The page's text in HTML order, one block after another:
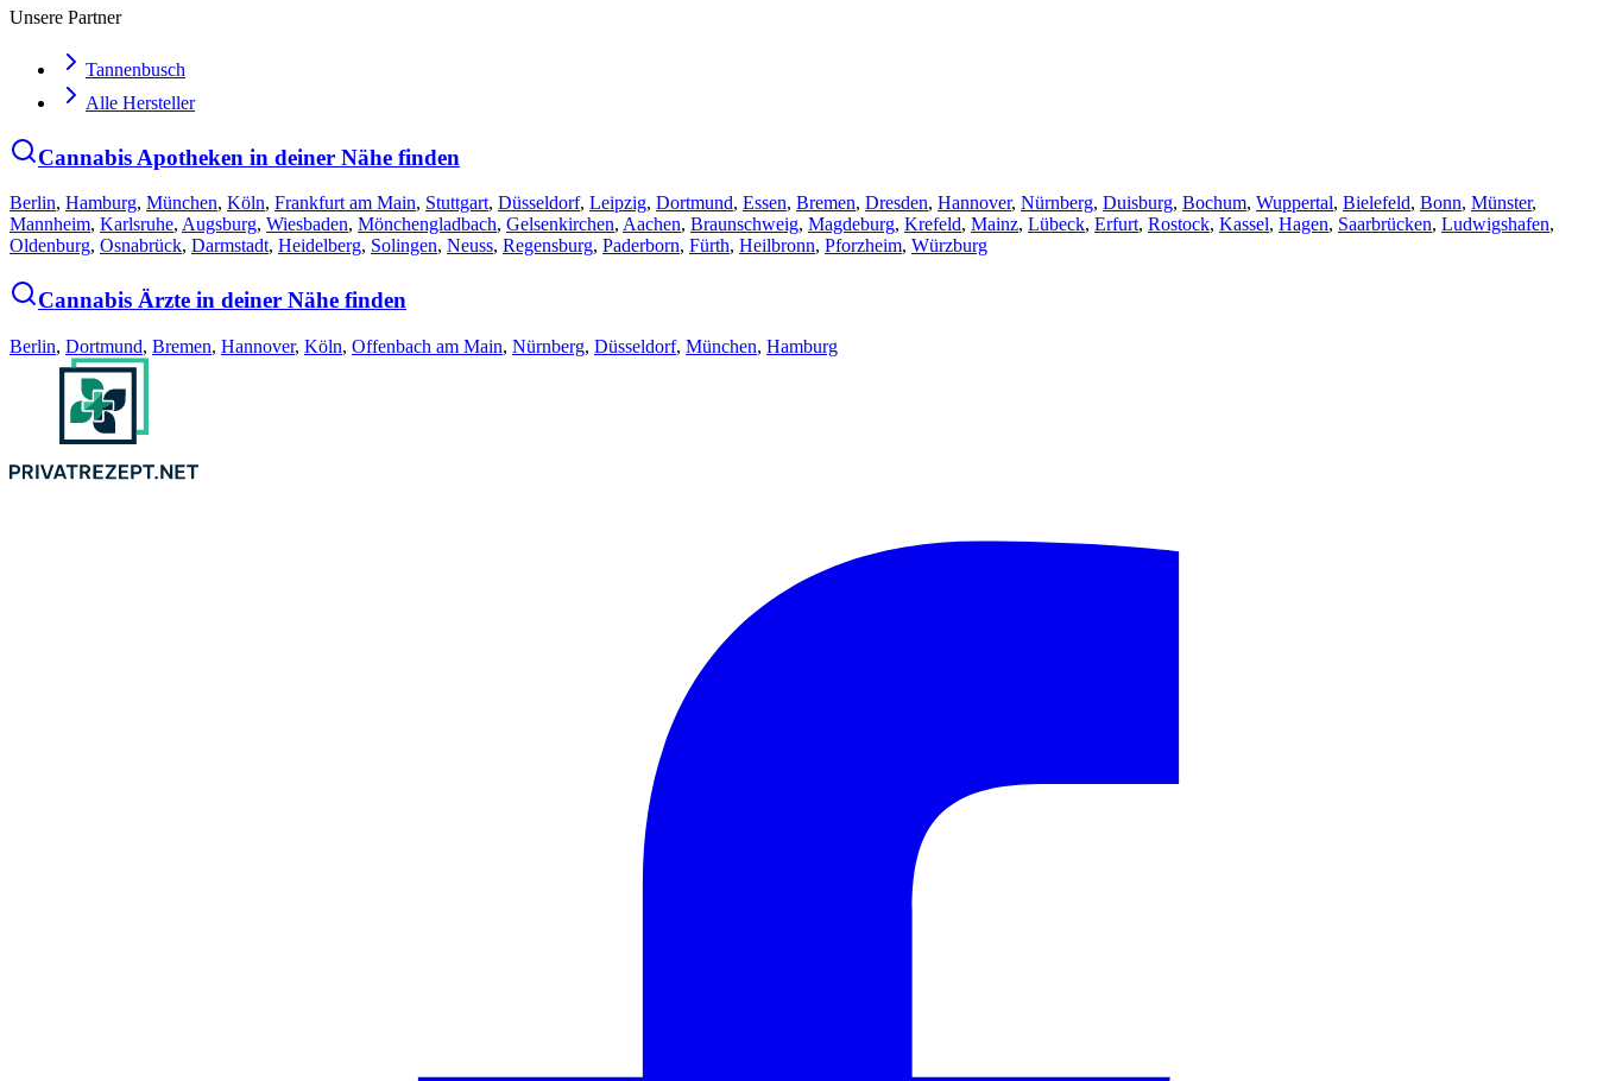
Unsere Partner
Tannenbusch
Alle Hersteller
Cannabis Apotheken in deiner Nähe finden
Berlin, Hamburg, München, Köln, Frankfurt am Main, Stuttgart, Düsseldorf, Leipzig, Dortmund, Essen, Bremen, Dresden, Hannover, Nürnberg, Duisburg, Bochum, Wuppertal, Bielefeld, Bonn, Münster,
Mannheim, Karlsruhe, Augsburg, Wiesbaden, Mönchengladbach, Gelsenkirchen, Aachen, Braunschweig, Magdeburg, Krefeld, Mainz, Lübeck, Erfurt, Rostock, Kassel, Hagen, Saarbrücken, Ludwigshafen,
Oldenburg, Osnabrück, Darmstadt, Heidelberg, Solingen, Neuss, Regensburg, Paderborn, Fürth, Heilbronn, Pforzheim, Würzburg
Cannabis Ärzte in deiner Nähe finden
Berlin, Dortmund, Bremen, Hannover, Köln, Offenbach am Main, Nürnberg, Düsseldorf, München, Hamburg